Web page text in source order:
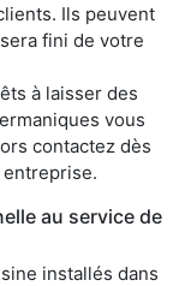
Ils peuvent
fini de votre
à laisser des
vous
contactez dès
au service de
installés dans